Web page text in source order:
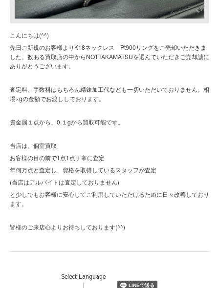
こんにちは(^^)
先日ご新規のお客様よりK18ネックレス Pt900リングをご売却いただきま
した。数ある買取店の中からNO1TAKAMATSUを選んでいただきご売却誠に
ありがとうございます。
査定料、手数料はもちろん精錬加工代なども一切いただいておりません。相
場×gの金額でお渡ししております。
貴金属１点から、0.１gから買取可能です。
当店は、個室買取
お客様の目の前で1点1点丁寧に査定
年何万点と査定し、資格を取得しているスタッフが査定
(当店はアルバイトは査定しておりません)
と少しでもお客様に安心してご利用していただけるために日々改善しており
ます。
皆様のご来店心よりお待ちしております(^^)
Select Language